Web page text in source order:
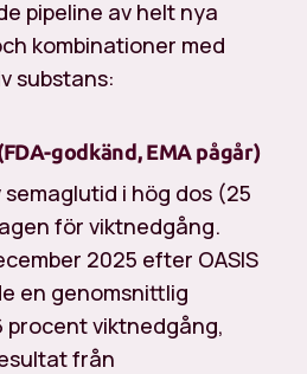
pipeline av helt nya
kombinationer med
substans:
godkänd, EMA pågår)
i hög dos (25
för viktnedgång.
2025 efter OASIS
en genomsnittlig
procent viktnedgång,
från